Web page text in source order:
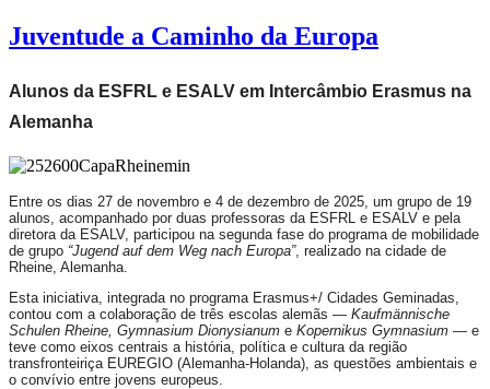
Juventude a Caminho da Europa
Alunos da ESFRL e ESALV em Intercâmbio Erasmus na
Alemanha
Entre os dias 27 de novembro e 4 de dezembro de 2025, um grupo de 19
alunos, acompanhado por duas professoras da ESFRL e ESALV e pela
diretora da ESALV, participou na segunda fase do programa de mobilidade
de grupo “Jugend auf dem Weg nach Europa”, realizado na cidade de
Rheine, Alemanha.
Esta iniciativa, integrada no programa Erasmus+/ Cidades Geminadas,
contou com a colaboração de três escolas alemãs — Kaufmännische
Schulen Rheine, Gymnasium Dionysianum e Kopernikus Gymnasium — e
teve como eixos centrais a história, política e cultura da região
transfronteiriça EUREGIO (Alemanha-Holanda), as questões ambientais e
o convívio entre jovens europeus.